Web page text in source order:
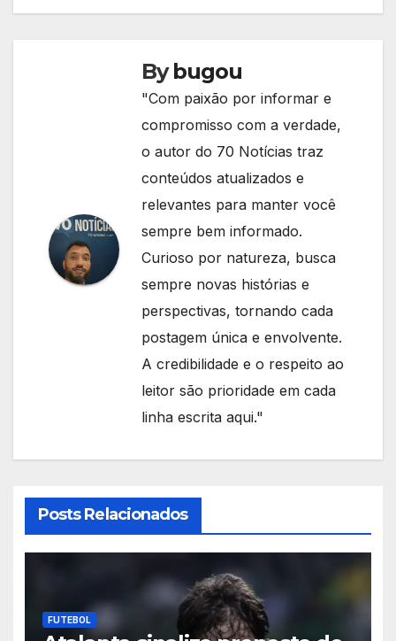
Bybugou
"Com paixão por informar e
compromisso com a verdade,
o autor do 70 Notícias traz
conteúdos atualizados e
relevantes para manter você
sempre bem informado.
Curioso por natureza, busca
sempre novas histórias e
perspectivas, tornando cada
postagem única e envolvente.
A credibilidade e o respeito ao
leitor são prioridade em cada
linha escrita aqui."
Posts Relacionados
FUTEBOL